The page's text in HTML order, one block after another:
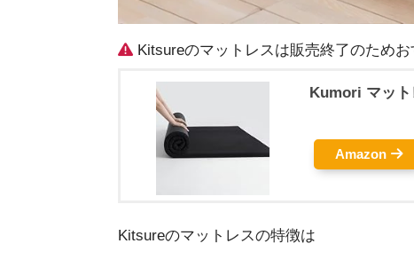
Kitsureのマットレスは販売終了のため
Kumori マッ
Amazon
Kitsureのマットレスの特徴は